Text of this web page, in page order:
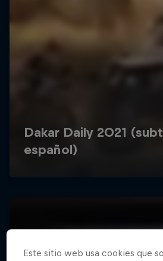
Este sitio web usa cookies que